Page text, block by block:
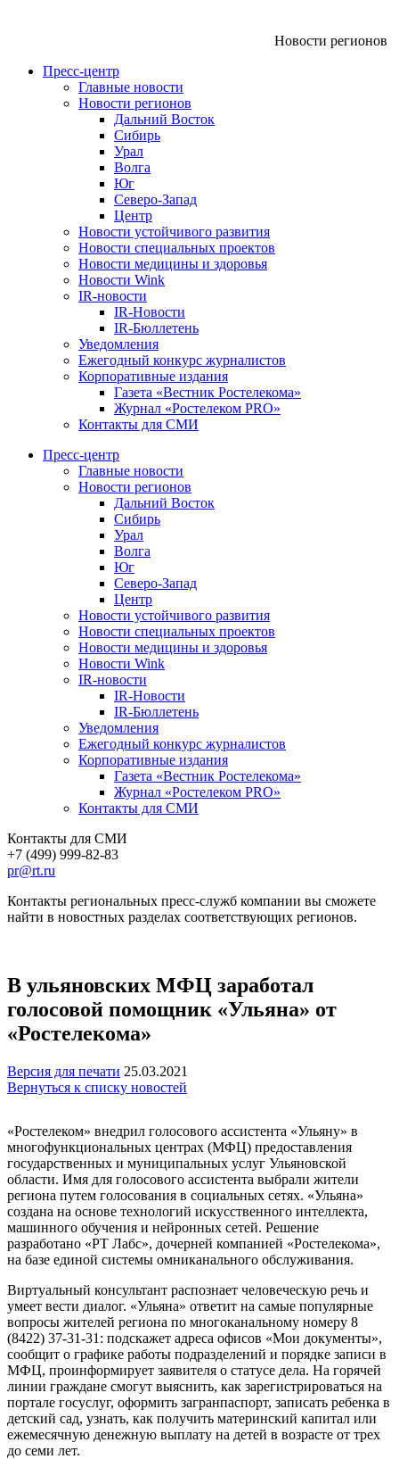
Новости регионов
Пресс-центр
Главные новости
Новости регионов
Дальний Восток
Сибирь
Урал
Волга
Юг
Северо-Запад
Центр
Новости устойчивого развития
Новости специальных проектов
Новости медицины и здоровья
Новости Wink
IR-новости
IR-Новости
IR-Бюллетень
Уведомления
Ежегодный конкурс журналистов
Корпоративные издания
Газета «Вестник Ростелекома»
Журнал «Ростелеком PRO»
Контакты для СМИ
Пресс-центр
Главные новости
Новости регионов
Дальний Восток
Сибирь
Урал
Волга
Юг
Северо-Запад
Центр
Новости устойчивого развития
Новости специальных проектов
Новости медицины и здоровья
Новости Wink
IR-новости
IR-Новости
IR-Бюллетень
Уведомления
Ежегодный конкурс журналистов
Корпоративные издания
Газета «Вестник Ростелекома»
Журнал «Ростелеком PRO»
Контакты для СМИ
Контакты для СМИ
+7 (499) 999-82-83
pr@rt.ru
Контакты региональных пресс-служб компании вы сможете
найти в новостных разделах соответствующих регионов.
В ульяновских МФЦ заработал
голосовой помощник «Ульяна» от
«Ростелекома»
Версия для печати 25.03.2021
Вернуться к списку новостей
«Ростелеком» внедрил голосового ассистента «Ульяну» в
многофункциональных центрах (МФЦ) предоставления
государственных и муниципальных услуг Ульяновской
области. Имя для голосового ассистента выбрали жители
региона путем голосования в социальных сетях. «Ульяна»
создана на основе технологий искусственного интеллекта,
машинного обучения и нейронных сетей. Решение
разработано «РТ Лабс», дочерней компанией «Ростелекома»,
на базе единой системы омниканального обслуживания.
Виртуальный консультант распознает человеческую речь и
умеет вести диалог. «Ульяна» ответит на самые популярные
вопросы жителей региона по многоканальному номеру 8
(8422) 37-31-31: подскажет адреса офисов «Мои документы»,
сообщит о графике работы подразделений и порядке записи в
МФЦ, проинформирует заявителя о статусе дела. На горячей
линии граждане смогут выяснить, как зарегистрироваться на
портале госуслуг, оформить загранпаспорт, записать ребенка в
детский сад, узнать, как получить материнский капитал или
ежемесячную денежную выплату на детей в возрасте от трех
до семи лет.